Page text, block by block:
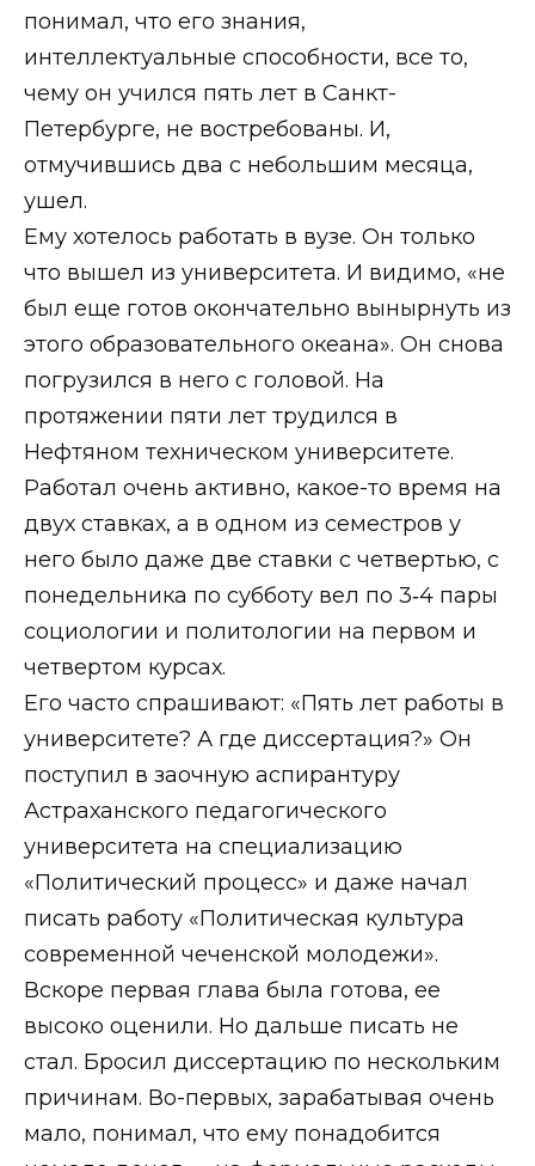
понимал, что его знания,
интеллектуальные способности, все то,
чему он учился пять лет в Санкт-
Петербурге, не востребованы. И,
отмучившись два с небольшим месяца,
ушел.
Ему хотелось работать в вузе. Он только
что вышел из университета. И видимо, «не
был еще готов окончательно вынырнуть из
этого образовательного океана». Он снова
погрузился в него с головой. На
протяжении пяти лет трудился в
Нефтяном техническом университете.
Работал очень активно, какое-то время на
двух ставках, а в одном из семестров у
него было даже две ставки с четвертью, с
понедельника по субботу вел по 3‑4 пары
социологии и политологии на первом и
четвертом курсах.
Его часто спрашивают: «Пять лет работы в
университете? А где диссертация?» Он
поступил в заочную аспирантуру
Астраханского педагогического
университета на специализацию
«Политический процесс» и даже начал
писать работу «Политическая культура
современной чеченской молодежи».
Вскоре первая глава была готова, ее
высоко оценили. Но дальше писать не
стал. Бросил диссертацию по нескольким
причинам. Во-первых, зарабатывая очень
мало, понимал, что ему понадобится